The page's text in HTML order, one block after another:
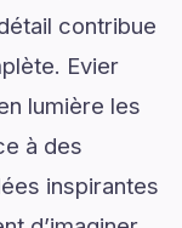
contribue
Evier
lumière les
à des
inspirantes